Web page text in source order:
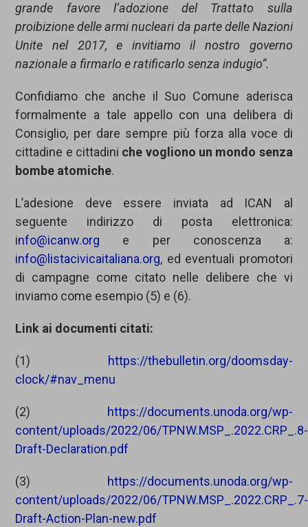
grande favore l’adozione del Trattato sulla
proibizione delle armi nucleari da parte delle Nazioni
Unite nel 2017, e invitiamo il nostro governo
nazionale a firmarlo e ratificarlo senza indugio”.
Confidiamo che anche il Suo Comune aderisca
formalmente a tale appello con una delibera di
Consiglio, per dare sempre più forza alla voce di
cittadine e cittadini che vogliono un mondo senza
bombe atomiche.
L’adesione deve essere inviata ad ICAN al
seguente indirizzo di posta elettronica:
info@icanw.org e per conoscenza a:
info@listacivicaitaliana.org, ed eventuali promotori
di campagne come citato nelle delibere che vi
inviamo come esempio (5) e (6).
Link ai documenti citati:
(1) https://thebulletin.org/doomsday-
clock/#nav_menu
(2)
https://documents.unoda.org/wp-
content/uploads/2022/06/TPNW.MSP_.2022.CRP_.8-
Draft-Declaration.pdf
(3)
https://documents.unoda.org/wp-
content/uploads/2022/06/TPNW.MSP_.2022.CRP_.7-
Draft-Action-Plan-new.pdf